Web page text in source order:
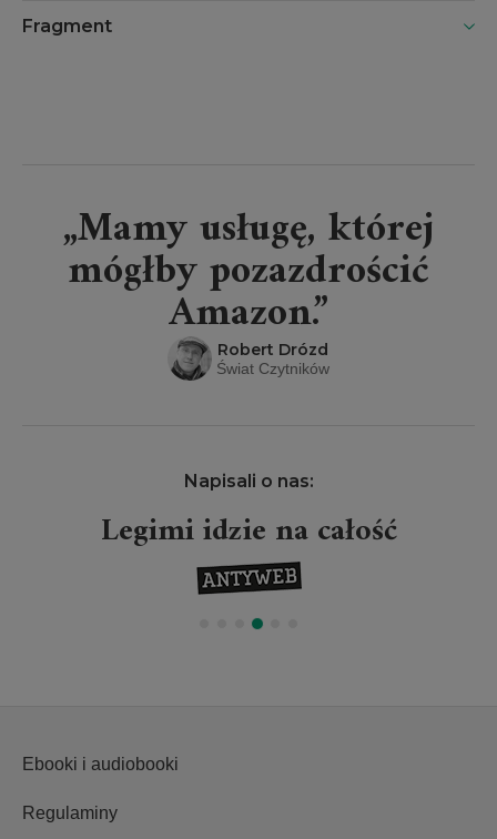
Fragment
„Mamy usługę, której
mógłby pozazdrościć
Amazon.”
Robert Drózd
Świat Czytników
Napisali o nas:
Legimi idzie na całość
Ebooki i audiobooki
Regulaminy